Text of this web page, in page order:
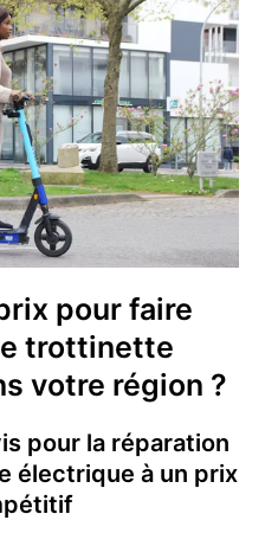
pour faire
trottinette
votre région ?
pour la réparation
électrique à un prix